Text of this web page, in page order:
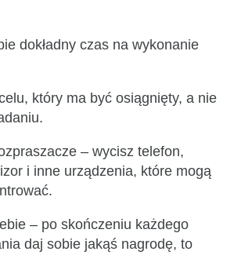
dokładny czas na wykonanie
który ma być osiągnięty, a nie
– wycisz telefon,
i inne urządzenia, które mogą
– po skończeniu każdego
daj sobie jakąś nagrodę, to